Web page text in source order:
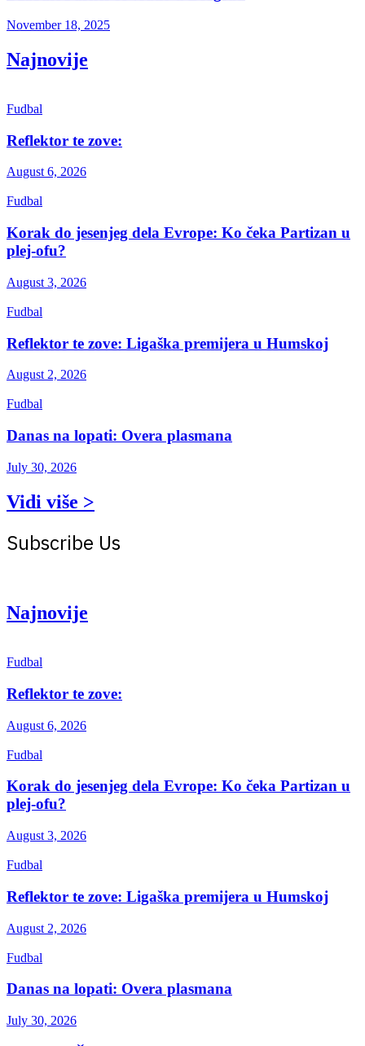
November 18, 2025
Najnovije
Fudbal
Reflektor te zove:
August 6, 2026
Fudbal
Korak do jesenjeg dela Evrope: Ko čeka Partizan u
plej-ofu?
August 3, 2026
Fudbal
Reflektor te zove: Ligaška premijera u Humskoj
August 2, 2026
Fudbal
Danas na lopati: Overa plasmana
July 30, 2026
Vidi više >
Subscribe Us
Najnovije
Fudbal
Reflektor te zove:
August 6, 2026
Fudbal
Korak do jesenjeg dela Evrope: Ko čeka Partizan u
plej-ofu?
August 3, 2026
Fudbal
Reflektor te zove: Ligaška premijera u Humskoj
August 2, 2026
Fudbal
Danas na lopati: Overa plasmana
July 30, 2026